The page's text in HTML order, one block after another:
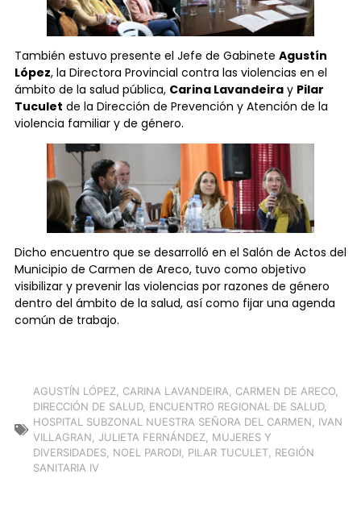
También estuvo presente el Jefe de Gabinete Agustín
López, la Directora Provincial contra las violencias en el
ámbito de la salud pública, Carina Lavandeira y Pilar
Tuculet de la Dirección de Prevención y Atención de la
violencia familiar y de género.
Dicho encuentro que se desarrolló en el Salón de Actos del
Municipio de Carmen de Areco, tuvo como objetivo
visibilizar y prevenir las violencias por razones de género
dentro del ámbito de la salud, así como fijar una agenda
común de trabajo.
AGUSTÍN LÓPEZ, CARINA LAVANDEIRA, CARMEN DE ARECO,
DIRECCIÓN DE SALUD, ENCUENTRO REGIONAL DE SALUD,
HOSPITAL SUBZONAL NUESTRA SEÑORA DEL CARMEN, IVAN
VILLAGRAN, JULIETA FERNÁNDEZ, MUJERES Y
DIVERSIDADES, NOEL PARODI, PILAR TUCULET, REGIÓN
SANITARIA IV